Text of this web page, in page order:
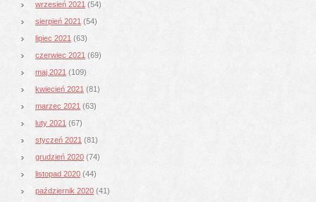
wrzesień 2021 (54)
sierpień 2021 (54)
lipiec 2021 (63)
czerwiec 2021 (69)
maj 2021 (109)
kwiecień 2021 (81)
marzec 2021 (63)
luty 2021 (67)
styczeń 2021 (81)
grudzień 2020 (74)
listopad 2020 (44)
październik 2020 (41)